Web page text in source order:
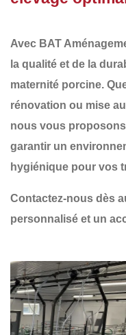
Avec BAT
la qualité et de la
maternité porcine.
rénovation ou mise
nous vous
garantir un
hygiénique pour vos
Contactez-nous dès
personnalisé et un